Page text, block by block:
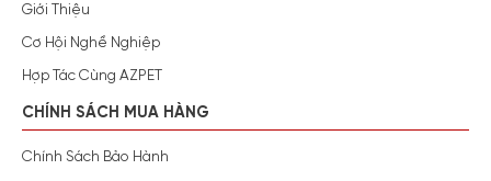
Giới Thiệu
Cơ Hội Nghề Nghiệp
Hợp Tác Cùng AZPET
CHÍNH SÁCH MUA HÀNG
Chính Sách Bảo Hành